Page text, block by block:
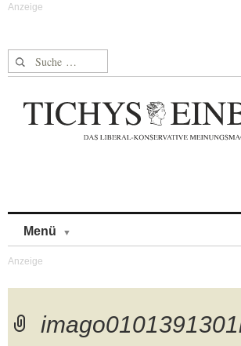
Suche nach:
Menü